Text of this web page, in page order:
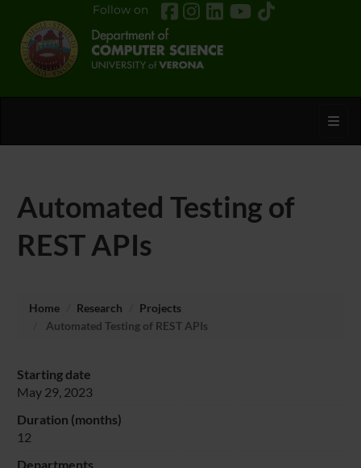
Follow on
Automated Testing of
REST APIs
Home Research
Projects
Automated Testing of REST APIs
Starting date
May 29, 2023
Duration (months)
12
Departments